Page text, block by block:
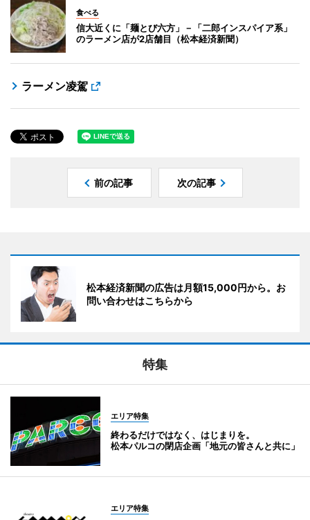
食べる
信大近くに「麺とび六方」－「二郎インスパイア系」
のラーメン店が2店舗目（松本経済新聞）
ラーメン凌駕
前の記事 次の記事
松本経済新聞の広告は月額15,000円から。お
問い合わせはこちらから
特集
エリア特集
終わるだけではなく、はじまりを。
松本パルコの閉店企画「地元の皆さんと共に」
エリア特集